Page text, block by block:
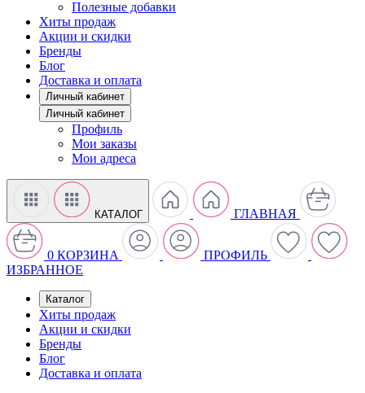
Полезные добавки
Хиты продаж
Акции и скидки
Бренды
Блог
Доставка и оплата
Личный кабинет
Личный кабинет
Профиль
Мои заказы
Мои адреса
КАТАЛОГ ГЛАВНАЯ
0 КОРЗИНА
ПРОФИЛЬ
ИЗБРАННОЕ
Каталог
Хиты продаж
Акции и скидки
Бренды
Блог
Доставка и оплата